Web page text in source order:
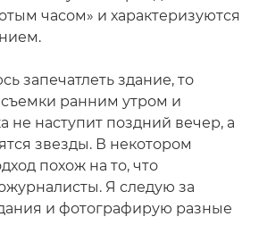
часом» и характеризуются
запечатлеть здание, то
ранним утром и
не наступит поздний вечер, а
звезды. В некотором
похож на то, что
Я следую за
и фотографирую разные